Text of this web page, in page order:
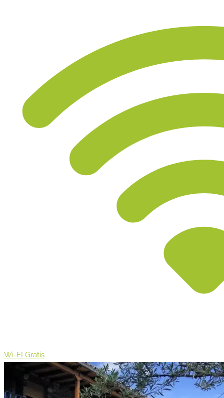
Wi-FI Gratis